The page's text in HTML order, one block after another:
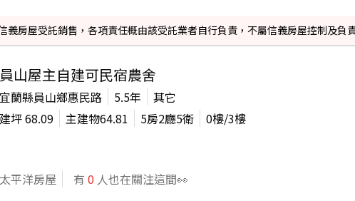
義房屋受託銷售，各項責任概由該受託業者自行負責，不屬信義房屋控制及負
員山屋主自建可民宿農舍
宜蘭縣員山鄉惠民路 5.5年
其它
建坪68.09 主建物64.81 5房2廳5衛 0樓/3樓
太平洋房屋 有 0 人也在關注這間👀